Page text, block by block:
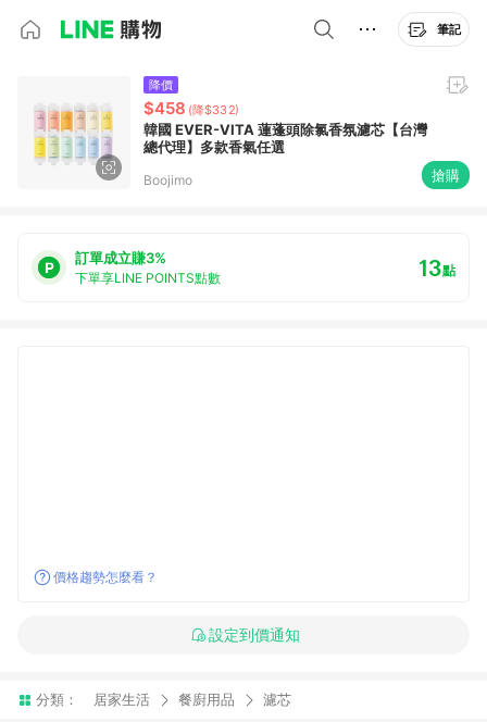
筆記
降價
$458 (降$332)
韓國 EVER-VITA 蓮蓬頭除氯香氛濾芯【台灣
總代理】多款香氣任選
Boojimo 搶購
訂單成立賺3%
下單享LINE POINTS點數 13點
價格趨勢怎麼看？
設定到價通知
分類： 居家生活 餐廚用品 濾芯